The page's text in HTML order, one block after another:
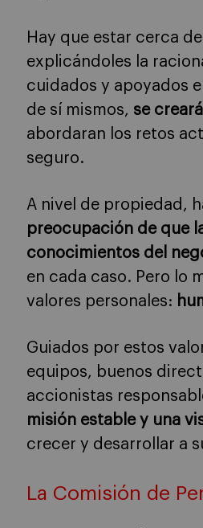
Hay que estar cerca
explicándoles la
cuidados y apoyados
de sí mismos, se
abordaran los retos
seguro.
A nivel de propiedad,
preocupación de que
conocimientos del
en cada caso. Pero lo
valores personales:
Guiados por estos
equipos, buenos
accionistas
misión estable y una
crecer y desarrollar a
La Comisión de